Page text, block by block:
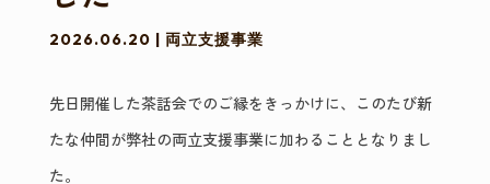
2026.06.20 | 両立支援事業
先日開催した茶話会でのご縁をきっかけに、このたび新
たな仲間が弊社の両立支援事業に加わることとなりまし
た。